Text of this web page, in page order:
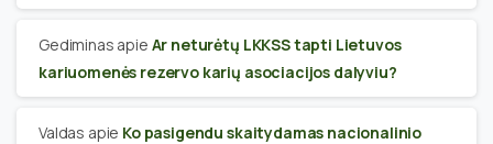
Gediminas apie Ar neturėtų LKKSS tapti Lietuvos
kariuomenės rezervo karių asociacijos dalyviu?
Valdas apie Ko pasigendu skaitydamas nacionalinio